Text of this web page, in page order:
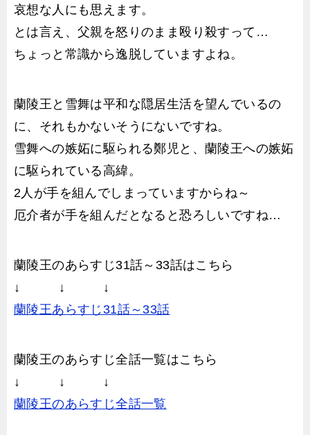
哀想な人にも思えます。
とは言え、父親を怒りのまま殴り殺すって…
ちょっと常識から逸脱していますよね。
蘭陵王と雪舞は平和な隠居生活を望んでいるの
に、それもかないそうにないですね。
雪舞への嫉妬に駆られる鄭児と、蘭陵王への嫉妬
に駆られている高緯。
2人が手を組んでしまっていますからね～
厄介者が手を組んだとなると恐ろしいですね…
蘭陵王のあらすじ31話～33話はこちら
↓ ↓ ↓
蘭陵王あらすじ31話～33話
蘭陵王のあらすじ全話一覧はこちら
↓ ↓ ↓
蘭陵王のあらすじ全話一覧